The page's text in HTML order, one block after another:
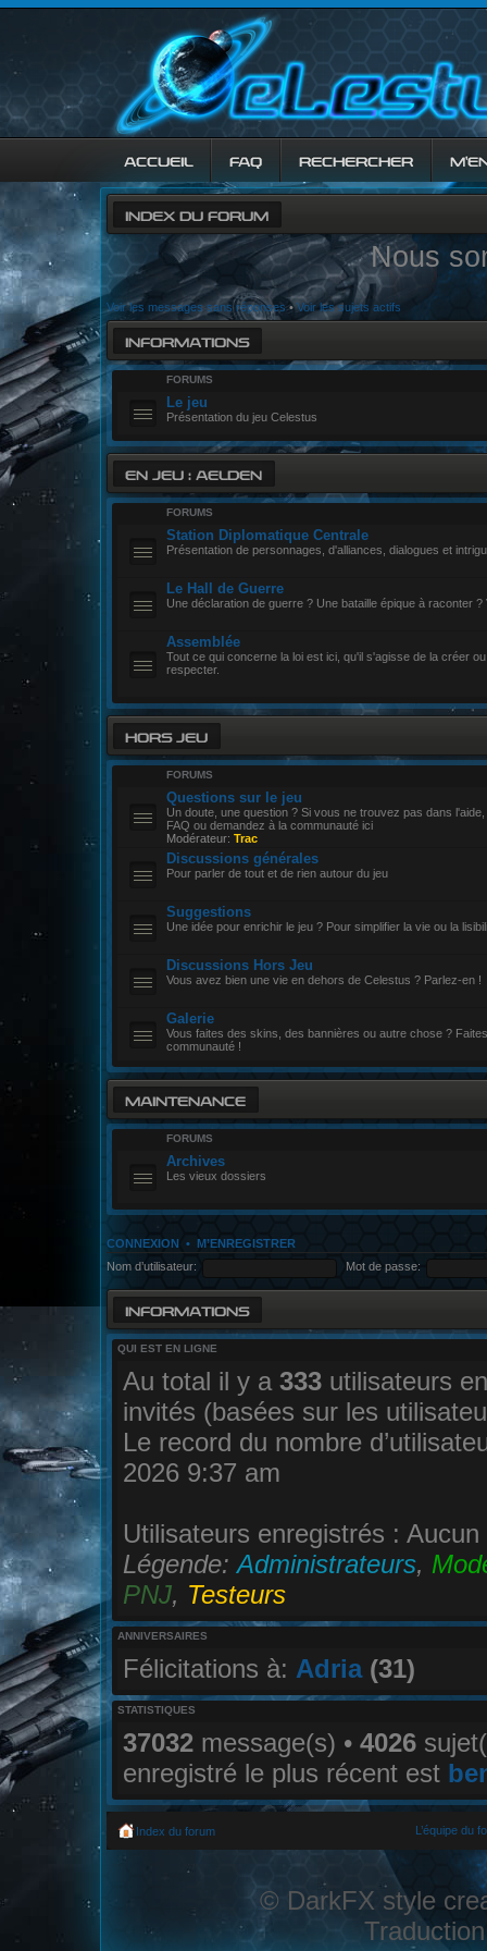
ACCUEIL FAQ RECHERCHER
INDEX DU FORUM
Nous
Voir les messages sans réponses•Voir les sujets actifs
INFORMATIONS
FORUMS
Le jeu
Présentation du jeu Celestus
EN JEU : AELDEN
FORUMS
Station Diplomatique Centrale
Présentation de personnages, d'alliances, dialogues et
Le Hall de Guerre
Une déclaration de guerre ? Une bataille épique à raconter ?
Assemblée
Tout ce qui concerne la loi est ici, qu'il s'agisse de la créer
respecter.
HORS JEU
FORUMS
Questions sur le jeu
Un doute, une question ? Si vous ne trouvez pas dans
FAQ ou demandez à la communauté ici
Modérateur: Trac
Discussions générales
Pour parler de tout et de rien autour du jeu
Suggestions
Une idée pour enrichir le jeu ? Pour simplifier la vie ou la
Discussions Hors Jeu
Vous avez bien une vie en dehors de Celestus ? Parlez-en !
Galerie
Vous faites des skins, des bannières ou autre chose ?
communauté !
MAINTENANCE
FORUMS
Archives
Les vieux dossiers
CONNEXION • M’ENREGISTRER
Nom d’utilisateur:
Mot de passe:
INFORMATIONS
QUI EST EN LIGNE
Au total il y a 333 utilisateurs
invités (basées sur les
Le record du nombre
2026 9:37 am
Utilisateurs enregistrés :
Légende:Administrateurs,
PNJ, Testeurs
ANNIVERSAIRES
Félicitations à: Adria(31)
STATISTIQUES
37032 message(s) • 4026
enregistré le plus récent est
Index du forum L’équipe du
© DarkFX style